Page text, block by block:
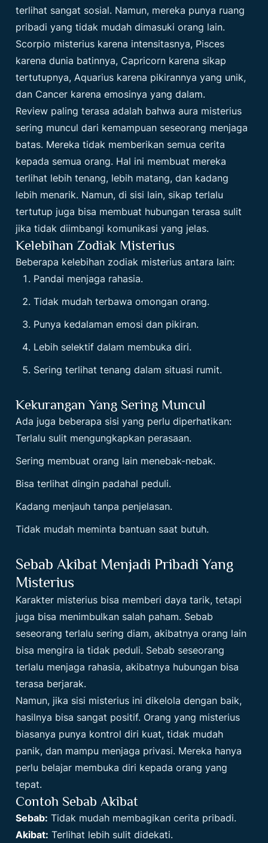
terlihat sangat sosial. Namun, mereka punya ruang
pribadi yang tidak mudah dimasuki orang lain.
Scorpio misterius karena intensitasnya, Pisces
karena dunia batinnya, Capricorn karena sikap
tertutupnya, Aquarius karena pikirannya yang unik,
dan Cancer karena emosinya yang dalam.
Review paling terasa adalah bahwa aura misterius
sering muncul dari kemampuan seseorang menjaga
batas. Mereka tidak memberikan semua cerita
kepada semua orang. Hal ini membuat mereka
terlihat lebih tenang, lebih matang, dan kadang
lebih menarik. Namun, di sisi lain, sikap terlalu
tertutup juga bisa membuat hubungan terasa sulit
jika tidak diimbangi komunikasi yang jelas.
Kelebihan Zodiak Misterius
Beberapa kelebihan zodiak misterius antara lain:
Pandai menjaga rahasia.
Tidak mudah terbawa omongan orang.
Punya kedalaman emosi dan pikiran.
Lebih selektif dalam membuka diri.
Sering terlihat tenang dalam situasi rumit.
Kekurangan Yang Sering Muncul
Ada juga beberapa sisi yang perlu diperhatikan:
Terlalu sulit mengungkapkan perasaan.
Sering membuat orang lain menebak-nebak.
Bisa terlihat dingin padahal peduli.
Kadang menjauh tanpa penjelasan.
Tidak mudah meminta bantuan saat butuh.
Sebab Akibat Menjadi Pribadi Yang
Misterius
Karakter misterius bisa memberi daya tarik, tetapi
juga bisa menimbulkan salah paham. Sebab
seseorang terlalu sering diam, akibatnya orang lain
bisa mengira ia tidak peduli. Sebab seseorang
terlalu menjaga rahasia, akibatnya hubungan bisa
terasa berjarak.
Namun, jika sisi misterius ini dikelola dengan baik,
hasilnya bisa sangat positif. Orang yang misterius
biasanya punya kontrol diri kuat, tidak mudah
panik, dan mampu menjaga privasi. Mereka hanya
perlu belajar membuka diri kepada orang yang
tepat.
Contoh Sebab Akibat
Sebab: Tidak mudah membagikan cerita pribadi.
Akibat: Terlihat lebih sulit didekati.